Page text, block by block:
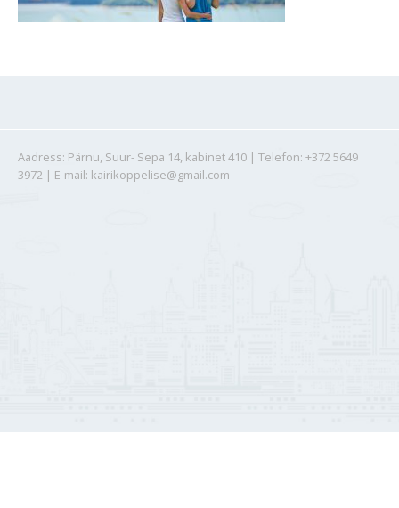
Aadress: Pärnu, Suur- Sepa 14, kabinet 410 | Telefon: +372 5649
3972 | E-mail: kairikoppelise@gmail.com